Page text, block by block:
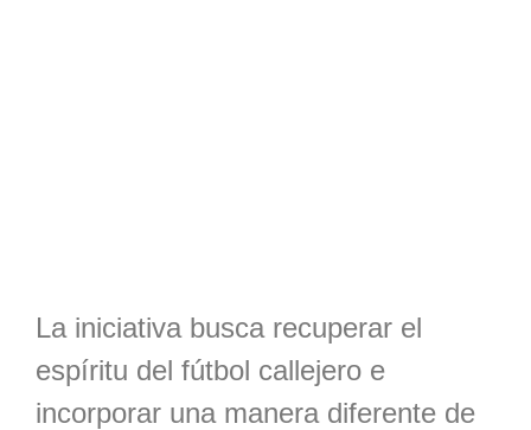
La iniciativa busca recuperar el
espíritu del fútbol callejero e
incorporar una manera diferente de